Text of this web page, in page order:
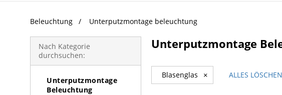
Beleuchtung Unterputzmontage beleuchtung
Nach Kategorie
durchsuchen:
Beleuchtung
Kronleuchter
Pendelleuchte
Unterputzmontage
Beleuchtung
Unterputzmontage
Blasenglas × ALLES LÖSCHEN